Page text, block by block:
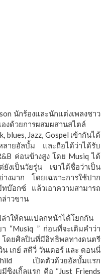
นักร้องและนักแต่งเพลงชาว
องด้วยการผสมผสานสไตล์
blues, Jazz, Gospel เข้ากันได้
ลายอัลบั้ม และถือได้ว่าได้รับ
ค่อนข้างสูง โดย Musiq ได้
ยังเป็นวัยรุ่น เขาได้ชื่อว่าเป็น
งมาก โดยเฉพาะการใช้ปาก
ทบ๊อกซ์ แล้วเอาความสามารถ
าวขาน
ล่าให้คนแปลกหน้าได้โยกกัน
“Musiq ” ก่อนที่จะเติมคำว่า
ดยศิลปินที่มีอิทธิพลทางดนตรี
เกย์ สตีวี่ วันเดอร์ และ ดอนนี่
เปิดตัวด้วยอัลบั้มแรก
ซิงเกิ้ลแรก คือ “Just Friends